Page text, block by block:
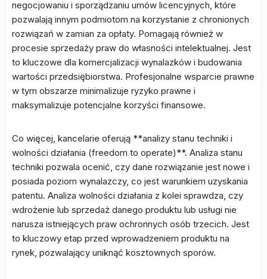
negocjowaniu i sporządzaniu umów licencyjnych, które
pozwalają innym podmiotom na korzystanie z chronionych
rozwiązań w zamian za opłaty. Pomagają również w
procesie sprzedaży praw do własności intelektualnej. Jest
to kluczowe dla komercjalizacji wynalazków i budowania
wartości przedsiębiorstwa. Profesjonalne wsparcie prawne
w tym obszarze minimalizuje ryzyko prawne i
maksymalizuje potencjalne korzyści finansowe.
Co więcej, kancelarie oferują **analizy stanu techniki i
wolności działania (freedom to operate)**. Analiza stanu
techniki pozwala ocenić, czy dane rozwiązanie jest nowe i
posiada poziom wynalazczy, co jest warunkiem uzyskania
patentu. Analiza wolności działania z kolei sprawdza, czy
wdrożenie lub sprzedaż danego produktu lub usługi nie
narusza istniejących praw ochronnych osób trzecich. Jest
to kluczowy etap przed wprowadzeniem produktu na
rynek, pozwalający uniknąć kosztownych sporów.